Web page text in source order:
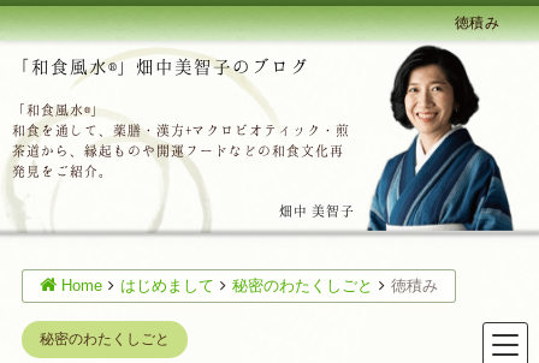
徳積み
「和食風水®」畑中美智子のブログ
「和食風水®」
和食を通して、薬膳・漢方+マクロビオティック・煎
茶道から、縁起ものや開運フードなどの和食文化再
発見をご紹介。
畑中 美智子
Home はじめまして 秘密のわたくしごと 徳積み
秘密のわたくしごと